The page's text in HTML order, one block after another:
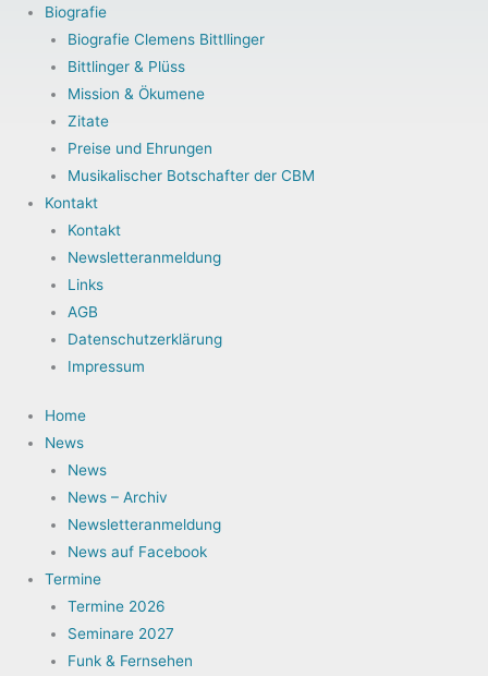
Biografie
Biografie Clemens Bittllinger
Bittlinger & Plüss
Mission & Ökumene
Zitate
Preise und Ehrungen
Musikalischer Botschafter der CBM
Kontakt
Kontakt
Newsletteranmeldung
Links
AGB
Datenschutzerklärung
Impressum
Home
News
News
News – Archiv
Newsletteranmeldung
News auf Facebook
Termine
Termine 2026
Seminare 2027
Funk & Fernsehen